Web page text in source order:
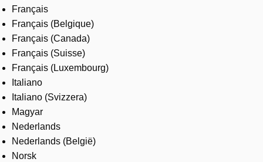
Français
Français (Belgique)
Français (Canada)
Français (Suisse)
Français (Luxembourg)
Italiano
Italiano (Svizzera)
Magyar
Nederlands
Nederlands (België)
Norsk